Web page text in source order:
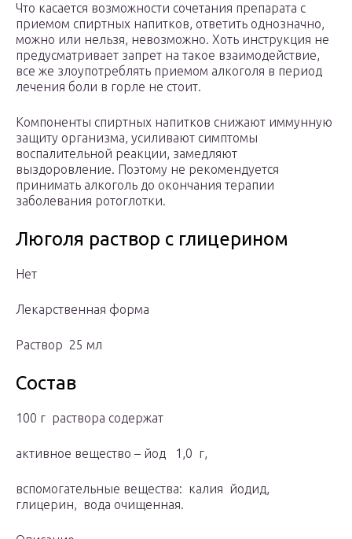
Что касается возможности сочетания препарата с
приемом спиртных напитков, ответить однозначно,
можно или нельзя, невозможно. Хоть инструкция не
предусматривает запрет на такое взаимодействие,
все же злоупотреблять приемом алкоголя в период
лечения боли в горле не стоит.
Компоненты спиртных напитков снижают иммунную
защиту организма, усиливают симптомы
воспалительной реакции, замедляют
выздоровление. Поэтому не рекомендуется
принимать алкоголь до окончания терапии
заболевания ротоглотки.
Люголя раствор с глицерином
Нет
Лекарственная форма
Раствор 25 мл
Состав
100 г раствора содержат
активное вещество – йод 1,0 г,
вспомогательные вещества: калия йодид,
глицерин, вода очищенная.